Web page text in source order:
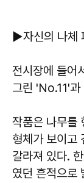
▶자신의 나체
전시장에 들어
그린 'No.11'
작품은 나무를
형체가 보이고
갈라져 있다.
였던 흔적으로